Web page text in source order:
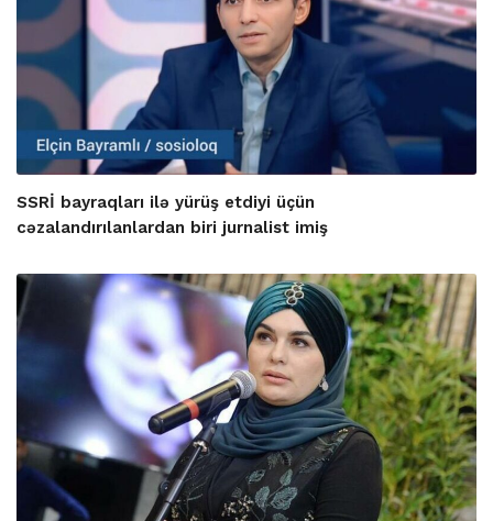
SSRİ bayraqları ilə yürüş etdiyi üçün
cəzalandırılanlardan biri jurnalist imiş